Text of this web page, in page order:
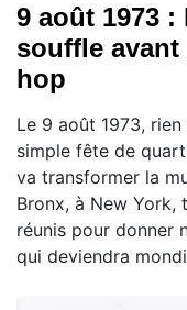
9 août 1973
souffle
hop
Le 9 août 1973,
simple fête de
va transformer la
Bronx, à New York,
réunis pour donner
qui deviendra